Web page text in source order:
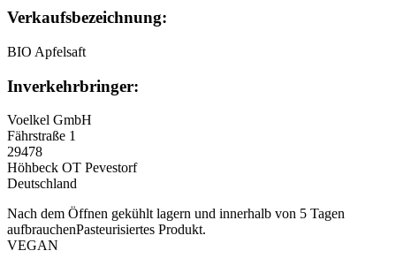
Verkaufsbezeichnung:
BIO Apfelsaft
Inverkehrbringer:
Voelkel GmbH
Fährstraße 1
29478
Höhbeck OT Pevestorf
Deutschland
Nach dem Öffnen gekühlt lagern und innerhalb von 5 Tagen
aufbrauchenPasteurisiertes Produkt.
VEGAN